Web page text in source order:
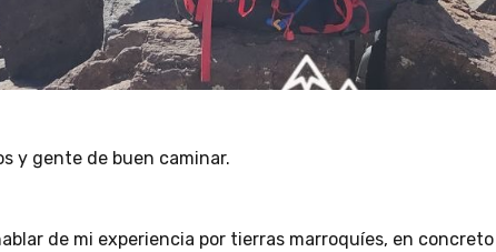
y gente de buen caminar.
de mi experiencia por tierras marroquíes, en